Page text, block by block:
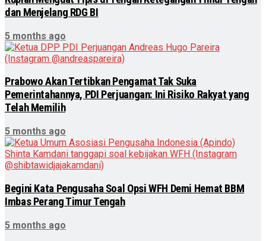
dan Menjelang RDG BI
5 months ago
Prabowo Akan Tertibkan Pengamat Tak Suka
Pemerintahannya, PDI Perjuangan: Ini Risiko Rakyat yang
Telah Memilih
5 months ago
Begini Kata Pengusaha Soal Opsi WFH Demi Hemat BBM
Imbas Perang Timur Tengah
5 months ago